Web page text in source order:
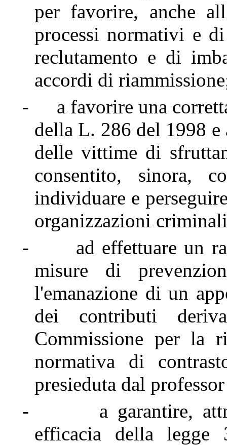
per favorire, anche
processi normativi e
reclutamento e di
accordi di
-
a favorire una
della L. 286 del 1998
delle vittime di
consentito, sinora,
individuare e
organizzazioni
-
ad effettuare un
misure di
l'emanazione di un
dei contributi
Commissione per la
normativa di
presieduta dal
-
a garantire,
efficacia della legge